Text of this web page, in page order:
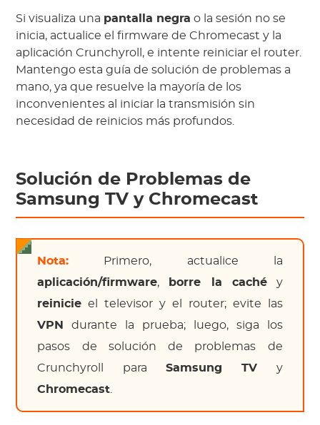
Si visualiza una pantalla negra o la sesión no se
inicia, actualice el firmware de Chromecast y la
aplicación Crunchyroll, e intente reiniciar el router.
Mantengo esta guía de solución de problemas a
mano, ya que resuelve la mayoría de los
inconvenientes al iniciar la transmisión sin
necesidad de reinicios más profundos.
Solución de Problemas de
Samsung TV y Chromecast
Nota: Primero, actualice la
aplicación/firmware, borre la cachéy
reinicie el televisor y el router; evite las
VPN
durante la prueba; luego, siga los
pasos de solución de problemas de
Crunchyroll para Samsung TV y
Chromecast.